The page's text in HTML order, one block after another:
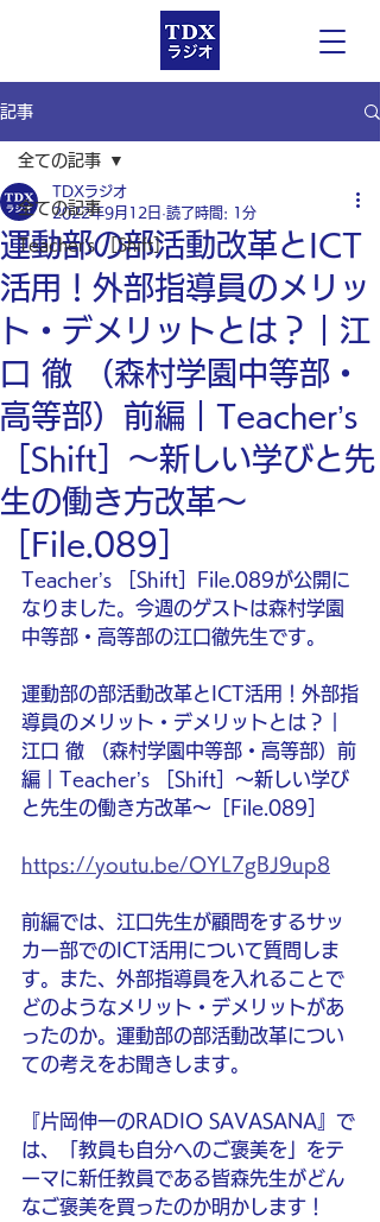
記事
全ての記事
Teacher’s ［Shift］
全ての記事
運動部の部活動改革とICT
活用！外部指導員のメリッ
ト・デメリットとは？｜江
口 徹 （森村学園中等部・
高等部）前編｜Teacher’s
［Shift］〜新しい学びと先
生の働き方改革〜
［File.089］
TDXラジオ
2022年9月12日 読了時間: 1分
Teacher’s ［Shift］File.089が公開に
なりました。今週のゲストは森村学園
中等部・高等部の江口徹先生です。
運動部の部活動改革とICT活用！外部指
導員のメリット・デメリットとは？｜
江口 徹 （森村学園中等部・高等部）前
編｜Teacher’s ［Shift］〜新しい学び
と先生の働き方改革〜［File.089］
https://youtu.be/OYL7gBJ9up8
前編では、江口先生が顧問をするサッ
カー部でのICT活用について質問しま
す。また、外部指導員を入れることで
どのようなメリット・デメリットがあ
ったのか。運動部の部活動改革につい
ての考えをお聞きします。
『片岡伸一のRADIO SAVASANA』で
は、「教員も自分へのご褒美を」をテ
ーマに新任教員である皆森先生がどん
なご褒美を買ったのか明かします！